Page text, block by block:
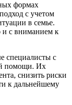
формах
с учетом
в семье.
и с вниманием к
специалисты с
помощи. Их
снизить риски
к дальнейшему